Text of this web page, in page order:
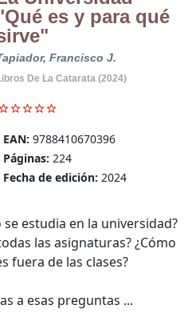
es y para qué
Francisco J.
De La Catarata (2024)
EAN: 9788410670396
Páginas: 224
Fecha de edición: 2024
estudia en la universidad?
las asignaturas? ¿Cómo
fuera de las clases?
a esas preguntas ...